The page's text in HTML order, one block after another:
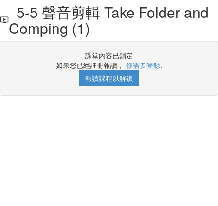
5-5 聲音剪輯 Take Folder and
Comping (1)
課堂內容已鎖定
如果您已經註冊報讀， 你需要登錄.
報讀課程以解鎖